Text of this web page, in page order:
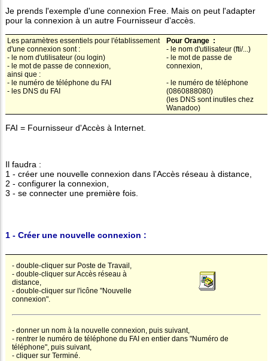
Je prends l'exemple d'une connexion Free. Mais on peut l'adapter
pour la connexion à un autre Fournisseur d'accès.
Les paramètres essentiels pour l'établissement
d'une connexion sont :
- le nom d'utilisateur (ou login)
- le mot de passe de connexion,
ainsi que :
- le numéro de téléphone du FAI
- les DNS du FAI
Pour Orange :
- le nom d'utilisateur (fti/...)
- le mot de passe de
connexion,
- le numéro de téléphone
(0860888080)
(les DNS sont inutiles chez
Wanadoo)
FAI = Fournisseur d'Accès à Internet.
Il faudra :
1 - créer une nouvelle connexion dans l'Accès réseau à distance,
2 - configurer la connexion,
3 - se connecter une première fois.
1 - Créer une nouvelle connexion :
- double-cliquer sur Poste de Travail,
- double-cliquer sur Accès réseau à
distance,
- double-cliquer sur l'icône "Nouvelle
connexion".
- donner un nom à la nouvelle connexion, puis suivant,
- rentrer le numéro de téléphone du FAI en entier dans "Numéro de
téléphone", puis suivant,
- cliquer sur Terminé.